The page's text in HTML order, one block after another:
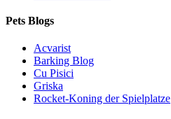
Pets Blogs
Acvarist
Barking Blog
Cu Pisici
Griska
Rocket-Koning der Spielplatze